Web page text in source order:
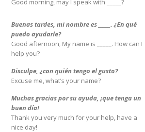
Buenas tardes, mi nombre es _____. ¿En qué
puedo ayudarle?
Good afternoon, My name is _____. How can I
help you?
Disculpe, ¿con quién tengo el gusto?
Excuse me, what’s your name?
Muchas gracias por su ayuda, ¡que tenga un
buen día!
Thank you very much for your help, have a
nice day!